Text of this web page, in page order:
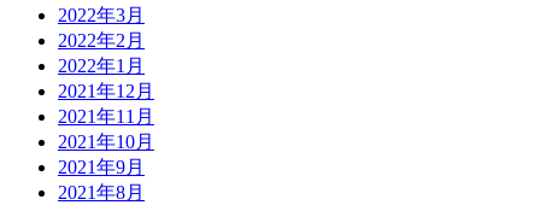
2022年3月
2022年2月
2022年1月
2021年12月
2021年11月
2021年10月
2021年9月
2021年8月